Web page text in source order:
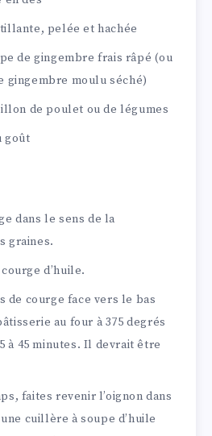
pelée et hachée
de gingembre frais râpé (ou
gingembre moulu séché)
de poulet ou de légumes
goût
dans le sens de la
graines.
d’huile.
de courge face vers le bas
au four à 375 degrés
à 45 minutes. Il devrait être
faites revenir l’oignon dans
cuillère à soupe d’huile